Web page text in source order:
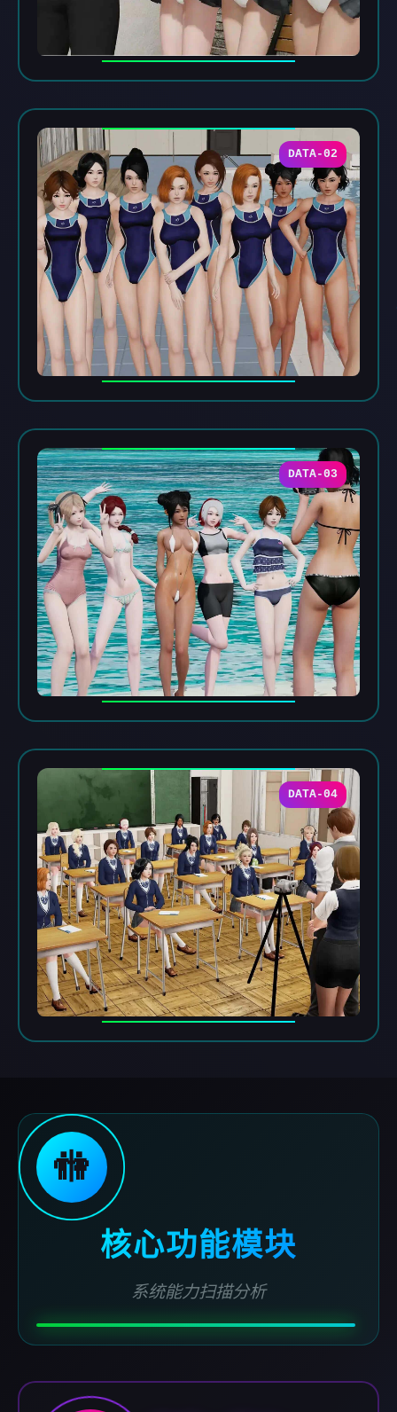
DATA-02
DATA-03
DATA-04
🚻
核心功能模块
系统能力扫描分析